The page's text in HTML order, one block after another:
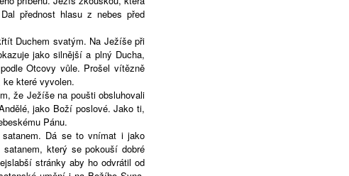
přednost hlasu z nebes před
Duchem svatým. Na Ježíše při
jako silnější a plný Ducha,
Otcovy vůle. Prošel vítězně
které vyvolen.
že Ježíše na poušti obsluhovali
jako Boží poslové. Jako ti,
Pánu.
Dá se to vnímat i jako
který se pokouší dobré
stránky aby ho odvrátil od